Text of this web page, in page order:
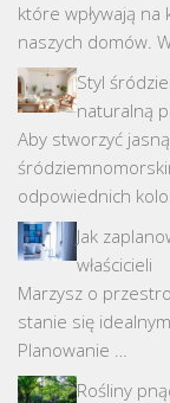
które wpływają
naszych domów.
Styl
naturalną
Aby stworzyć
odpowiednich
Jak
właścicieli
Marzysz o
stanie się
Planowanie …
Rośliny